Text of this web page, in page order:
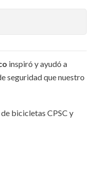
inspiró y ayudó a
seguridad que nuestro
bicicletas CPSC y